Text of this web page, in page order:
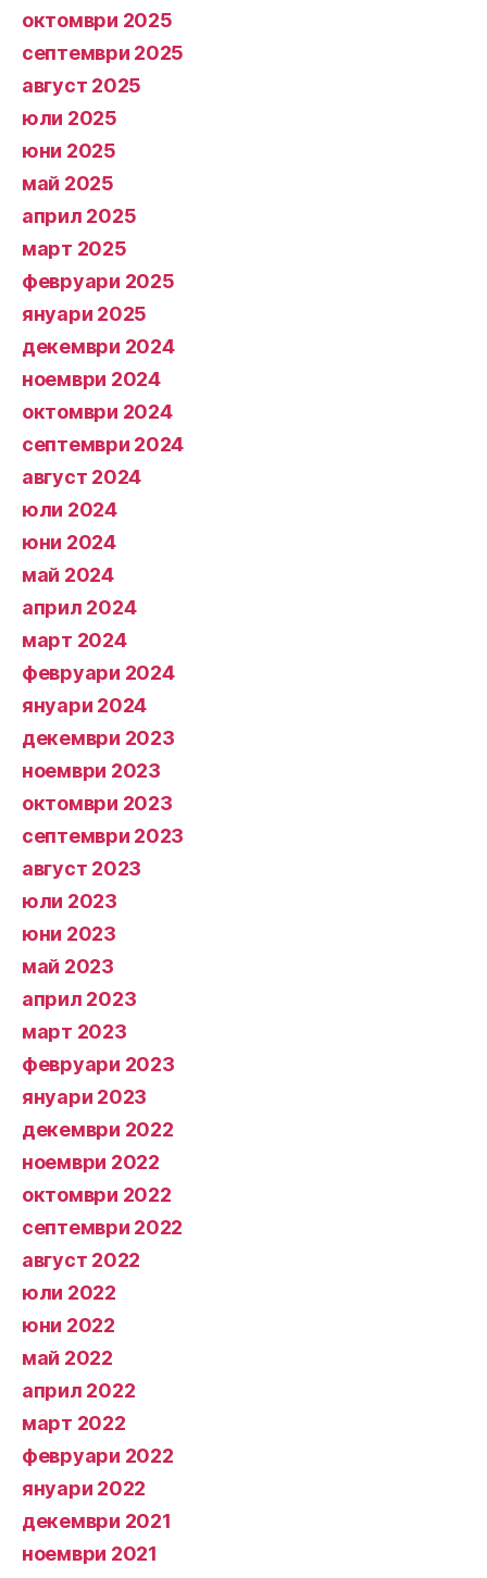
октомври 2025
септември 2025
август 2025
юли 2025
юни 2025
май 2025
април 2025
март 2025
февруари 2025
януари 2025
декември 2024
ноември 2024
октомври 2024
септември 2024
август 2024
юли 2024
юни 2024
май 2024
април 2024
март 2024
февруари 2024
януари 2024
декември 2023
ноември 2023
октомври 2023
септември 2023
август 2023
юли 2023
юни 2023
май 2023
април 2023
март 2023
февруари 2023
януари 2023
декември 2022
ноември 2022
октомври 2022
септември 2022
август 2022
юли 2022
юни 2022
май 2022
април 2022
март 2022
февруари 2022
януари 2022
декември 2021
ноември 2021